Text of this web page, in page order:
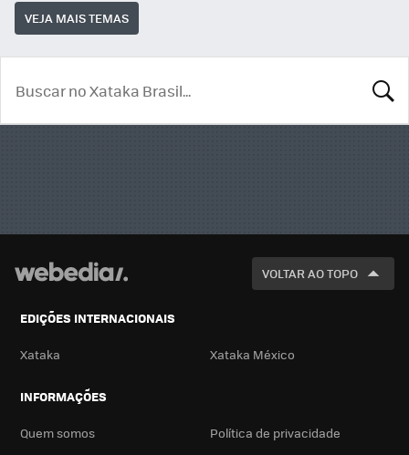
VEJA MAIS TEMAS
VOLTAR AO TOPO
EDIÇÕES INTERNACIONAIS
Xataka Xataka México
INFORMAÇÕES
Quem somos Política de privacidade